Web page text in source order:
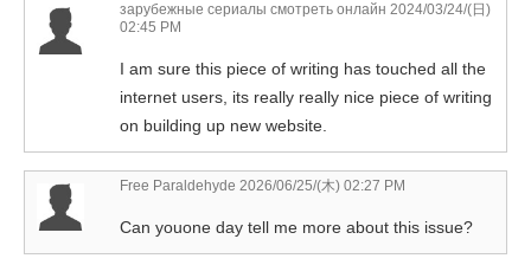
зарубежные сериалы смотреть онлайн 2024/03/24/(日)
02:45 PM
I am sure this piece of writing has touched all the
internet users, its really really nice piece of writing
on building up new website.
Free Paraldehyde 2026/06/25/(木) 02:27 PM
Can youone day tell me more about this issue?